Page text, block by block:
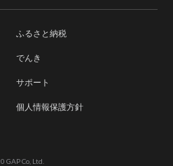
ふるさと納税
でんき
サポート
個人情報保護方針
GAP Co, Ltd.